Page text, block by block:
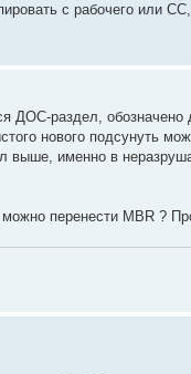
с рабочего или СС,
ДОС-раздел, обозначено
нового подсунуть
выше, именно в
перенести MBR ?